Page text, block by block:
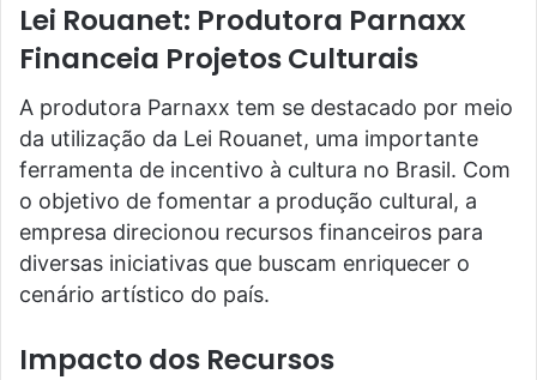
Lei Rouanet: Produtora Parnaxx
Financeia Projetos Culturais
A produtora Parnaxx tem se destacado por meio
da utilização da Lei Rouanet, uma importante
ferramenta de incentivo à cultura no Brasil. Com
o objetivo de fomentar a produção cultural, a
empresa direcionou recursos financeiros para
diversas iniciativas que buscam enriquecer o
cenário artístico do país.
Impacto dos Recursos